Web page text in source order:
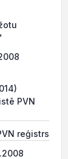
PVN
reģistrs